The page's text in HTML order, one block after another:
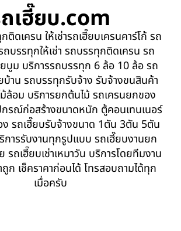
เฮี๊ยบ.com
ติดเครน ให้เช่ารถเฮี๊ยบเครนคาร์โก้ รถ
ถบรรทุกให้เช่า รถบรรทุกติดเครน รถ
ยบูม บริการรถบรรทุก 6 ล้อ 10 ล้อ รถ
าน รถบรรทุกรับจ้าง รับจ้างขนสินค้า
ล้อม บริการยกต้นไม้ รถเครนยกของ
รณ์ก่อสร้างขนาดหนัก ตู้คอนเทนเนอร์
ง รถเฮี๊ยบรับจ้างขนาด 1ตัน 3ตัน 5ตัน
ารรับงานทุกรูปแบบ รถเฮี๊ยบงานยก
รถเฮี๊ยบเช่าเหมาวัน บริการโดยทีมงาน
ก เช็คราคาก่อนได้ โทรสอบถามได้ทุก
เมื่อครับ